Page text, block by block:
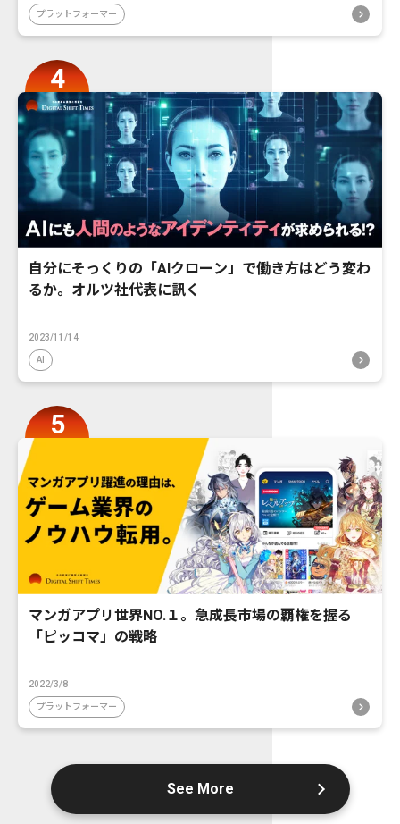
プラットフォーマー
自分にそっくりの「AIクローン」で働き方はどう変わ
るか。オルツ社代表に訊く
2023/11/14
AI
マンガアプリ世界NO.１。急成長市場の覇権を握る
「ピッコマ」の戦略
2022/3/8
プラットフォーマー
See More